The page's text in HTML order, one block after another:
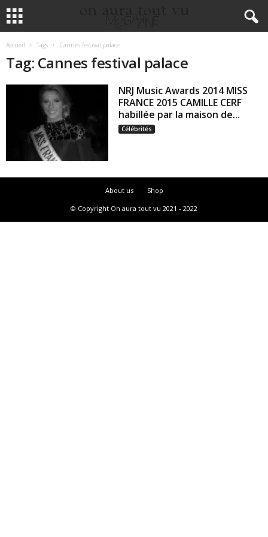
Accueil Tags Cannes festival palace
Tag: Cannes festival palace
NRJ Music Awards 2014 MISS
FRANCE 2015 CAMILLE CERF
habillée par la maison de...
Célébrités
About us
Shop
© Copyright On aura tout vu 2021 - 2022